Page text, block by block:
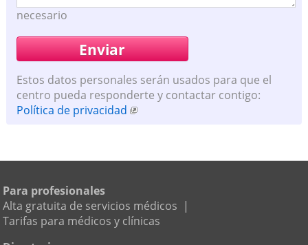
necesario
Estos datos personales serán usados para que el
centro pueda responderte y contactar contigo:
Política de privacidad
Para profesionales
Alta gratuita de servicios médicos |
Tarifas para médicos y clínicas